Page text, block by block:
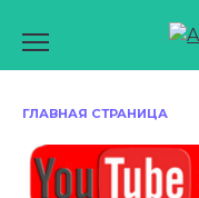
содержанию
ГЛАВНАЯ СТРАНИЦА